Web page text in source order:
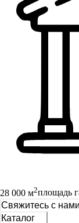
28 000 м2площадь
Свяжитесь с нами
Каталог